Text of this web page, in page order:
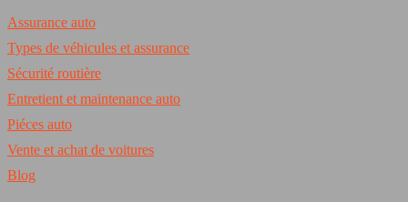
Assurance auto
Types de véhicules et assurance
Sécurité routière
Entretient et maintenance auto
Piéces auto
Vente et achat de voitures
Blog